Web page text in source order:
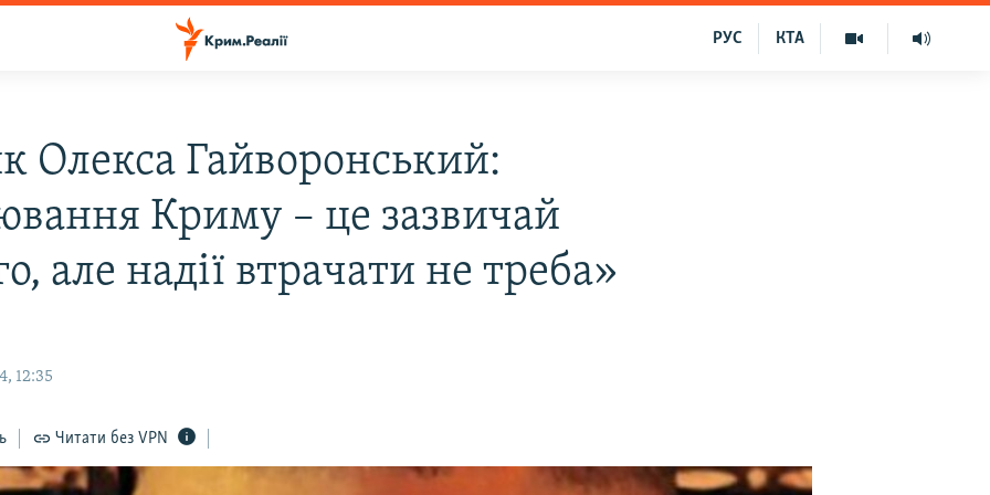
КТА
РУС
Олекса Гайворонський:
Криму – це зазвичай
але надії втрачати не треба»
12:35
Читати без VPN